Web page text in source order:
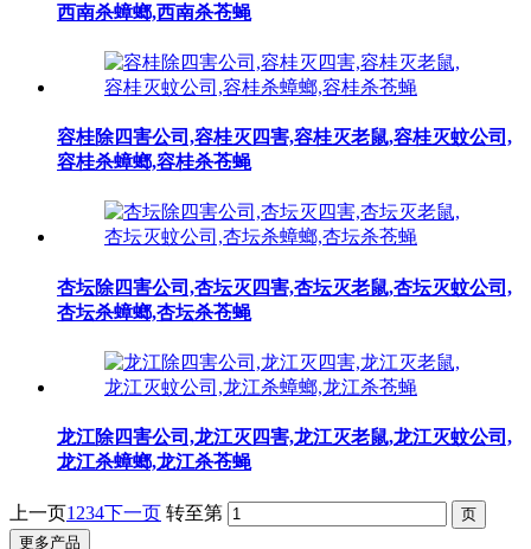
西南杀蟑螂,西南杀苍蝇
容桂除四害公司,容桂灭四害,容桂灭老鼠,容桂灭蚊公司,
容桂杀蟑螂,容桂杀苍蝇
杏坛除四害公司,杏坛灭四害,杏坛灭老鼠,杏坛灭蚊公司,
杏坛杀蟑螂,杏坛杀苍蝇
龙江除四害公司,龙江灭四害,龙江灭老鼠,龙江灭蚊公司,
龙江杀蟑螂,龙江杀苍蝇
上一页1 234下一页 转至第
更多产品